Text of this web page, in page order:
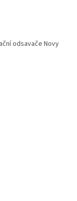
odsavače Novy